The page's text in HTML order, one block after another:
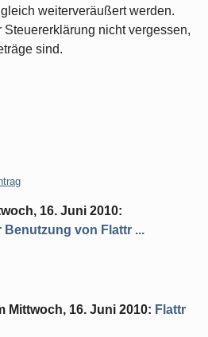
weiterveräußert werden.
nicht vergessen,
sind.
16. Juni 2010:
Benutzung von Flattr ...
Mittwoch, 16. Juni 2010: Flattr